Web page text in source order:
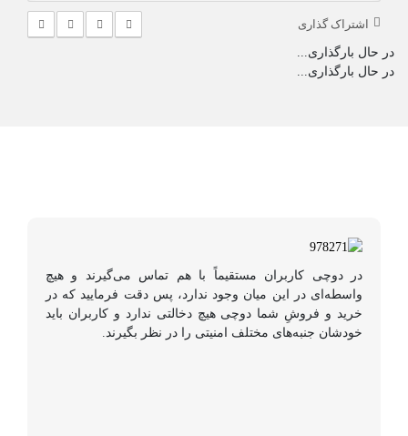
اشتراک گذاری
در حال بارگذاری...
در حال بارگذاری...
در دوچی کاربران مستقیماً با هم تماس می‌گیرند و هیچ
واسطه‌ای در این میان وجود ندارد، پس دقت فرمایید که در
خرید و فروشِ شما دوچی هیچ دخالتی ندارد و کاربران باید
خودشان جنبه‌های مختلف امنیتی را در نظر بگیرند.